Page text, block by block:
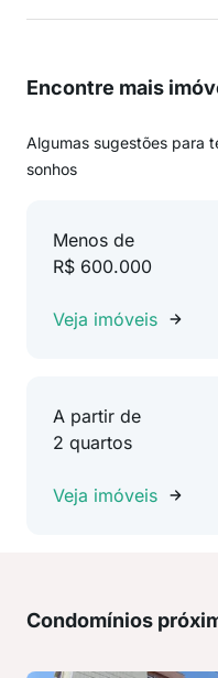
Encontre mais
Algumas sugestões para
sonhos
Menos de
R$ 600.000
Veja imóveis
A partir de
2 quartos
Veja imóveis
Condomínios